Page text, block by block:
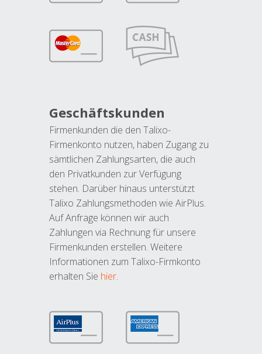
Geschäftskunden
Firmenkunden die den Talixo-
Firmenkonto nutzen, haben Zugang zu
sämtlichen Zahlungsarten, die auch
den Privatkunden zur Verfügung
stehen. Darüber hinaus unterstützt
Talixo Zahlungsmethoden wie AirPlus.
Auf Anfrage können wir auch
Zahlungen via Rechnung für unsere
Firmenkunden erstellen. Weitere
Informationen zum Talixo-Firmkonto
erhalten Sie hier.